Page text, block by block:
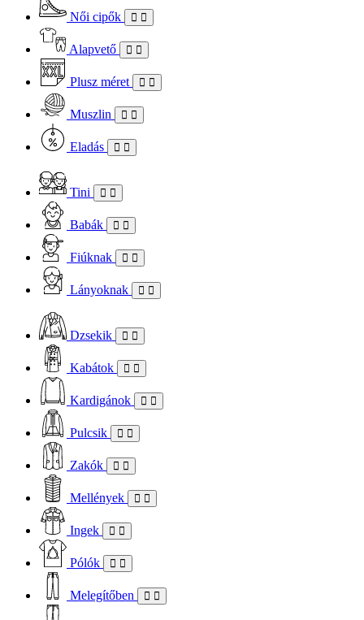
Női cipők
Alapvető
Plusz méret
Muszlin
Eladás
Tini
Babák
Fiúknak
Lányoknak
Dzsekik
Kabátok
Kardigánok
Pulcsik
Zakók
Mellények
Ingek
Pólók
Melegítőben